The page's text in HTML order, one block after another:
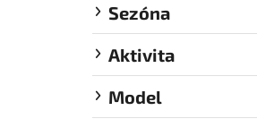
Sezóna
Aktivita
Model